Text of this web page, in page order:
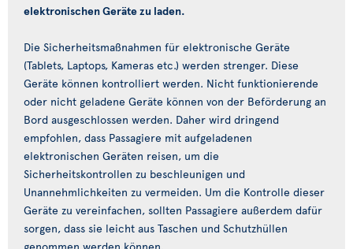
elektronischen Geräte zu laden.
Die Sicherheitsmaßnahmen für elektronische Geräte
(Tablets, Laptops, Kameras etc.) werden strenger. Diese
Geräte können kontrolliert werden. Nicht funktionierende
oder nicht geladene Geräte können von der Beförderung an
Bord ausgeschlossen werden. Daher wird dringend
empfohlen, dass Passagiere mit aufgeladenen
elektronischen Geräten reisen, um die
Sicherheitskontrollen zu beschleunigen und
Unannehmlichkeiten zu vermeiden. Um die Kontrolle dieser
Geräte zu vereinfachen, sollten Passagiere außerdem dafür
sorgen, dass sie leicht aus Taschen und Schutzhüllen